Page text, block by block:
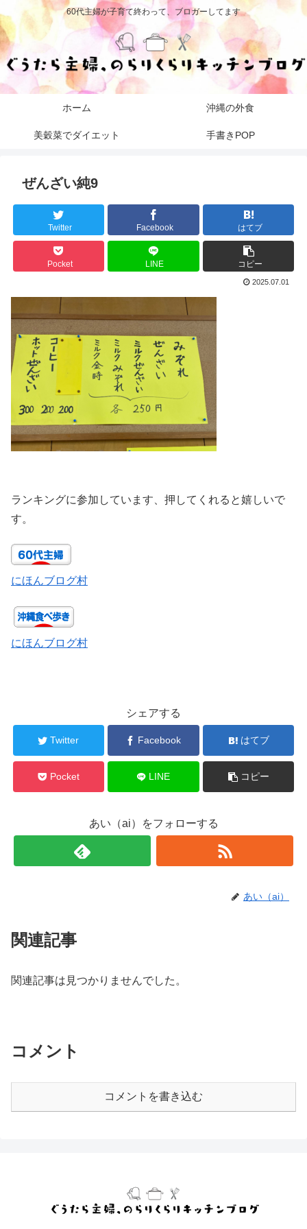
60代主婦が子育て終わって、ブロガーしてます
ホーム 沖縄の外食
美穀菜でダイエット 手書きPOP
ぜんざい純9
Twitter Facebook はてブ
Pocket LINE コピー
2025.07.01
ランキングに参加しています、押してくれると嬉しいで
す。
にほんブログ村
にほんブログ村
シェアする
Twitter Facebook はてブ
Pocket LINE コピー
あい（ai）をフォローする
あい（ai）
関連記事
関連記事は見つかりませんでした。
コメント
コメントを書き込む